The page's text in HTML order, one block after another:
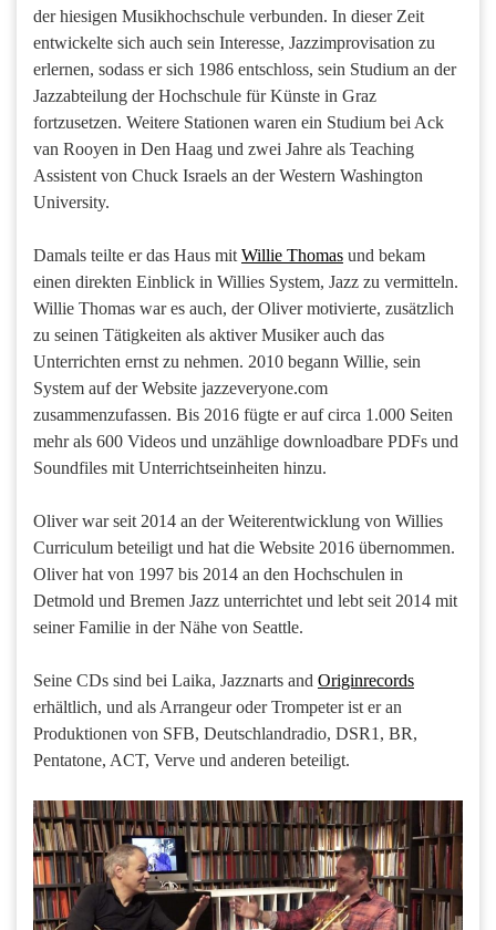
der hiesigen Musikhochschule verbunden. In dieser Zeit
entwickelte sich auch sein Interesse, Jazzimprovisation zu
erlernen, sodass er sich 1986 entschloss, sein Studium an der
Jazzabteilung der Hochschule für Künste in Graz
fortzusetzen. Weitere Stationen waren ein Studium bei Ack
van Rooyen in Den Haag und zwei Jahre als Teaching
Assistent von Chuck Israels an der Western Washington
University.
Damals teilte er das Haus mit Willie Thomas und bekam
einen direkten Einblick in Willies System, Jazz zu vermitteln.
Willie Thomas war es auch, der Oliver motivierte, zusätzlich
zu seinen Tätigkeiten als aktiver Musiker auch das
Unterrichten ernst zu nehmen. 2010 begann Willie, sein
System auf der Website jazzeveryone.com
zusammenzufassen. Bis 2016 fügte er auf circa 1.000 Seiten
mehr als 600 Videos und unzählige downloadbare PDFs und
Soundfiles mit Unterrichtseinheiten hinzu.
Oliver war seit 2014 an der Weiterentwicklung von Willies
Curriculum beteiligt und hat die Website 2016 übernommen.
Oliver hat von 1997 bis 2014 an den Hochschulen in
Detmold und Bremen Jazz unterrichtet und lebt seit 2014 mit
seiner Familie in der Nähe von Seattle.
Seine CDs sind bei Laika, Jazznarts and Originrecords
erhältlich, und als Arrangeur oder Trompeter ist er an
Produktionen von SFB, Deutschlandradio, DSR1, BR,
Pentatone, ACT, Verve und anderen beteiligt.